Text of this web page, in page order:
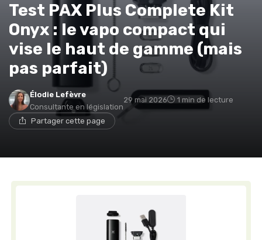
Test PAX Plus Complete Kit
Onyx : le vapo compact qui
vise le haut de gamme (mais
pas parfait)
Élodie Lefèvre
Consultante en législation
29 mai 2026 1 min de lecture
Partager cette page